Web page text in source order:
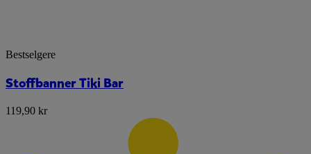
Bestselgere
Stoffbanner Tiki Bar
119,90 kr